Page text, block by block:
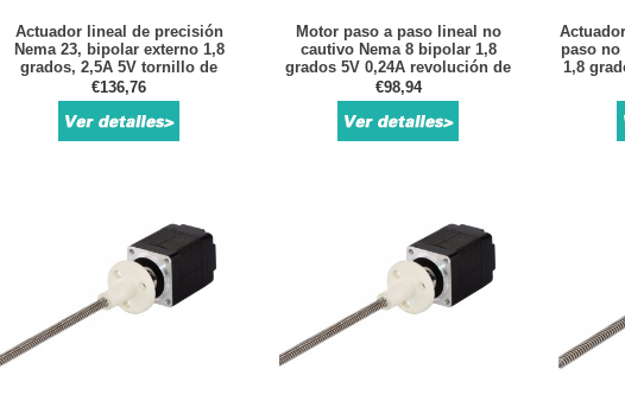
Actuador lineal de precisión
Nema 23, bipolar externo 1,8
grados, 2,5A 5V tornillo de
avance, marco de 250 mm, 42 x
42 mm
€136,76
Motor paso a paso lineal no
cautivo Nema 8 bipolar 1,8
grados 5V 0,24A revolución de
plomo 0,6096mm/0,024 "tornillo
de plomo 150mm
€98,94
paso no
1,8
de